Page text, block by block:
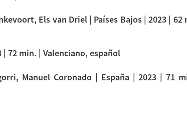
Els van Driel | Países Bajos | 2023 | 62
72 min. | Valenciano, español
Manuel Coronado | España | 2023 | 71